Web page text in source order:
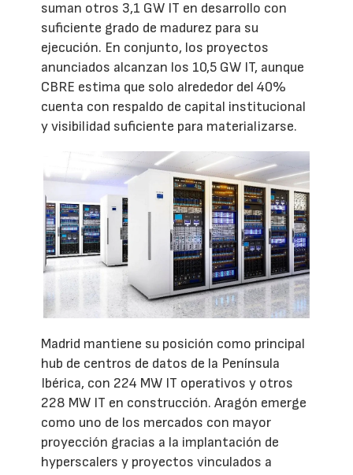
suman otros 3,1 GW IT en desarrollo con
suficiente grado de madurez para su
ejecución. En conjunto, los proyectos
anunciados alcanzan los 10,5 GW IT, aunque
CBRE estima que solo alrededor del 40%
cuenta con respaldo de capital institucional
y visibilidad suficiente para materializarse.
Madrid mantiene su posición como principal
hub de centros de datos de la Península
Ibérica, con 224 MW IT operativos y otros
228 MW IT en construcción. Aragón emerge
como uno de los mercados con mayor
proyección gracias a la implantación de
hyperscalers y proyectos vinculados a